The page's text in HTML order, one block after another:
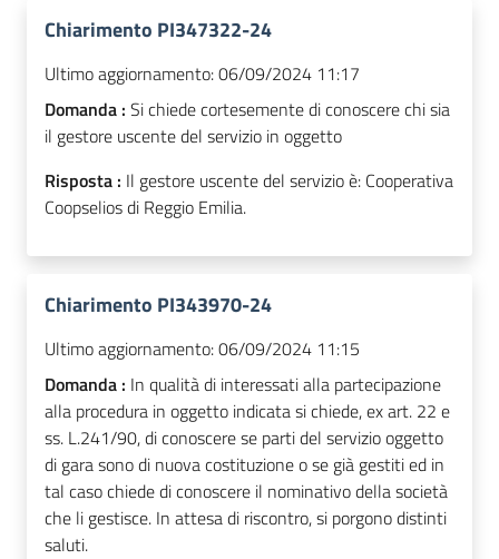
Chiarimento PI347322-24
Ultimo aggiornamento:06/09/2024 11:17
Domanda : Si chiede cortesemente di conoscere chi sia
il gestore uscente del servizio in oggetto
Risposta : Il gestore uscente del servizio è: Cooperativa
Coopselios di Reggio Emilia.
Chiarimento PI343970-24
Ultimo aggiornamento:06/09/2024 11:15
Domanda : In qualità di interessati alla partecipazione
alla procedura in oggetto indicata si chiede, ex art. 22 e
ss. L.241/90, di conoscere se parti del servizio oggetto
di gara sono di nuova costituzione o se già gestiti ed in
tal caso chiede di conoscere il nominativo della società
che li gestisce. In attesa di riscontro, si porgono distinti
saluti.